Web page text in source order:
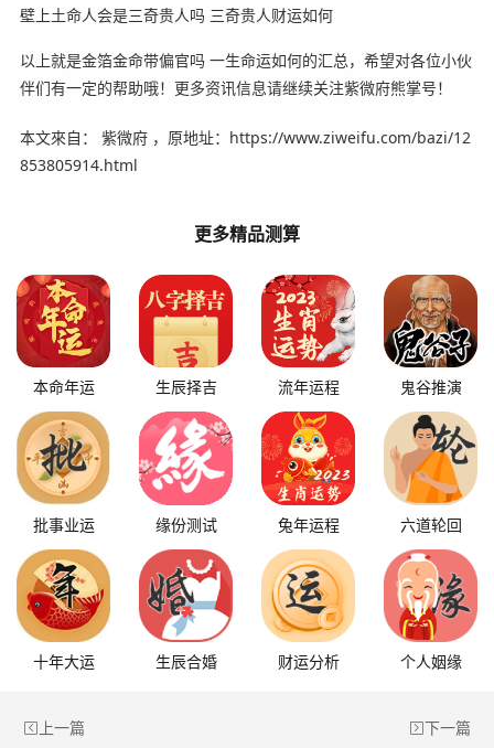
壁上土命人会是三奇贵人吗 三奇贵人财运如何
以上就是金箔金命带偏官吗 一生命运如何的汇总，希望对各位小伙
伴们有一定的帮助哦！更多资讯信息请继续关注紫微府熊掌号！
本文來自： 紫微府 ，原地址：https://www.ziweifu.com/bazi/12
853805914.html
更多精品测算
本命年运 生辰择吉 流年运程 鬼谷推演
批事业运 缘份测试 兔年运程 六道轮回
十年大运 生辰合婚 财运分析 个人姻缘
上一篇 下一篇